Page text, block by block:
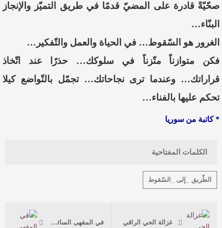
صحّيّةً قادرة على المضيّ قدمًا في طريق التميّز والإنجاز
البنّاء…
الغرور هو السّقوط… في الحياة والعمل والتّفكير…
فكن متوازناً متّزناً في سلوكك… حذرًا عند اتّخاذ
قراراتك… وعندما ترى نجاحاتك… تجمّل بالتّواضع كيلا
تحكم عليها بالفناء…
* كاتبة من سوريا
الكلمات المفتاحية
الطّريق _إلى _السّقوط
غزالة الحي الراقي في المقهى السائل (1) الحب الذي نُقش على الماء.. تأملات في فكر زيجمونت باومان